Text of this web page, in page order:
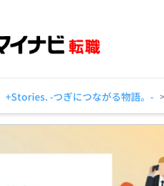
+Stories. -つぎにつながる物語。- >